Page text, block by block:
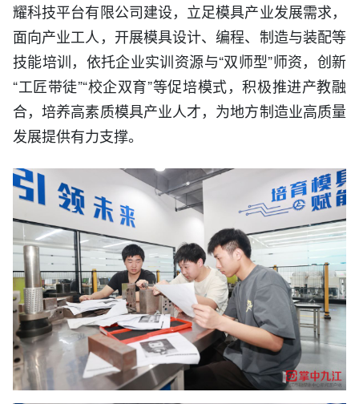
耀科技平台有限公司建设，立足模具产业发展需求，
面向产业工人，开展模具设计、编程、制造与装配等
技能培训，依托企业实训资源与“双师型”师资，创新
“工匠带徒”“校企双育”等促培模式，积极推进产教融
合，培养高素质模具产业人才，为地方制造业高质量
发展提供有力支撑。